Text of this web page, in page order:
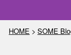
HOME > SOME